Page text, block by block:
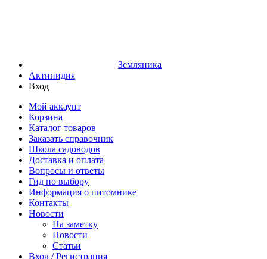
Земляника
Актинидия
Вход
Мой аккаунт
Корзина
Каталог товаров
Заказать справочник
Школа садоводов
Доставка и оплата
Вопросы и ответы
Гид по выбору
Информация о питомнике
Контакты
Новости
На заметку
Новости
Статьи
Вход / Регистрация